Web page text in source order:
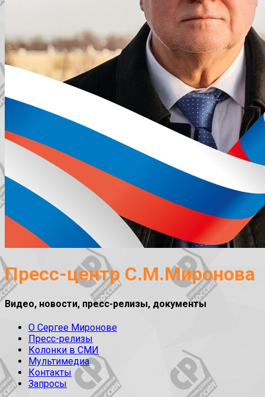
Пресс-центр С.М.Миронова
Видео, новости, пресс-релизы, документы
О Сергее Миронове
Пресс-релизы
Колонки в СМИ
Мультимедиа
Контакты
Запросы